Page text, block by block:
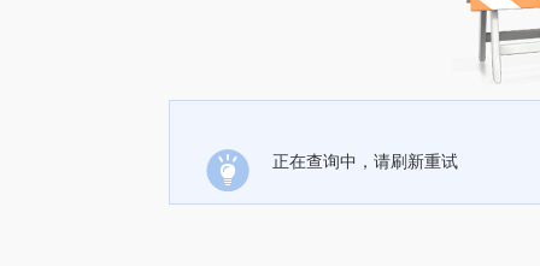
正在查询中，请刷新重试